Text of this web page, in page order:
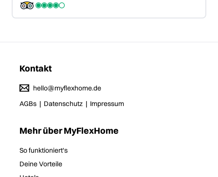
Kontakt
hello@myflexhome.de
AGBs | Datenschutz | Impressum
Mehr über MyFlexHome
So funktioniert's
Deine Vorteile